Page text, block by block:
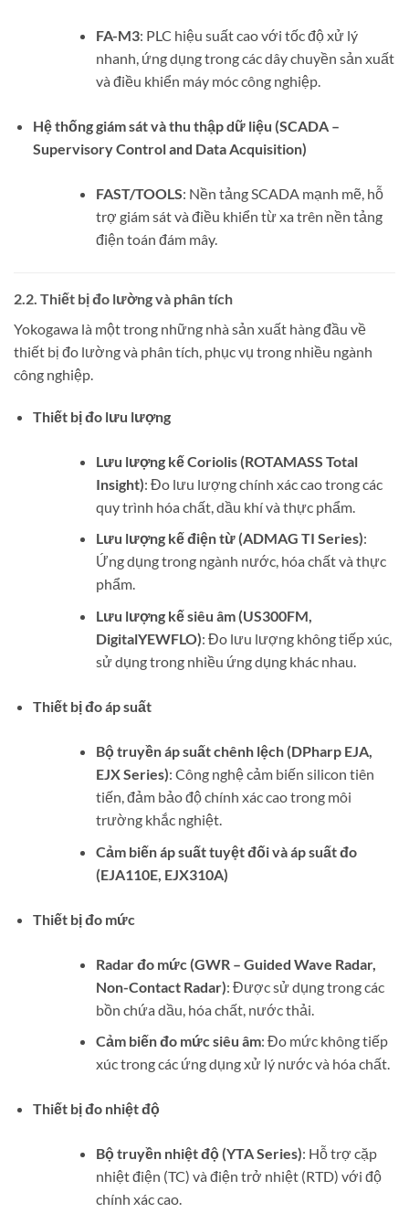
FA-M3: PLC hiệu suất cao với tốc độ xử lý
nhanh, ứng dụng trong các dây chuyền sản xuất
và điều khiển máy móc công nghiệp.
Hệ thống giám sát và thu thập dữ liệu (SCADA –
Supervisory Control and Data Acquisition)
FAST/TOOLS: Nền tảng SCADA mạnh mẽ, hỗ
trợ giám sát và điều khiển từ xa trên nền tảng
điện toán đám mây.
2.2. Thiết bị đo lường và phân tích
Yokogawa là một trong những nhà sản xuất hàng đầu về
thiết bị đo lường và phân tích, phục vụ trong nhiều ngành
công nghiệp.
Thiết bị đo lưu lượng
Lưu lượng kế Coriolis (ROTAMASS Total
Insight): Đo lưu lượng chính xác cao trong các
quy trình hóa chất, dầu khí và thực phẩm.
Lưu lượng kế điện từ (ADMAG TI Series):
Ứng dụng trong ngành nước, hóa chất và thực
phẩm.
Lưu lượng kế siêu âm (US300FM,
DigitalYEWFLO): Đo lưu lượng không tiếp xúc,
sử dụng trong nhiều ứng dụng khác nhau.
Thiết bị đo áp suất
Bộ truyền áp suất chênh lệch (DPharp EJA,
EJX Series): Công nghệ cảm biến silicon tiên
tiến, đảm bảo độ chính xác cao trong môi
trường khắc nghiệt.
Cảm biến áp suất tuyệt đối và áp suất đo
(EJA110E, EJX310A)
Thiết bị đo mức
Radar đo mức (GWR – Guided Wave Radar,
Non-Contact Radar): Được sử dụng trong các
bồn chứa dầu, hóa chất, nước thải.
Cảm biến đo mức siêu âm: Đo mức không tiếp
xúc trong các ứng dụng xử lý nước và hóa chất.
Thiết bị đo nhiệt độ
Bộ truyền nhiệt độ (YTA Series): Hỗ trợ cặp
nhiệt điện (TC) và điện trở nhiệt (RTD) với độ
chính xác cao.